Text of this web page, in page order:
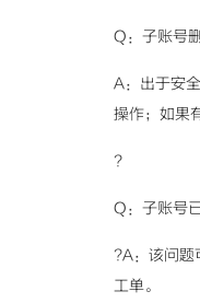
Q：子账号
A：出于安
操作；如果
?
Q：子账号
?A：该问题
工单。